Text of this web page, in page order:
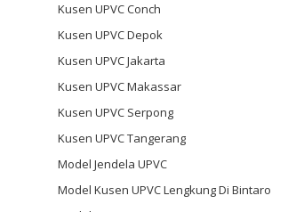
Kusen UPVC Conch
Kusen UPVC Depok
Kusen UPVC Jakarta
Kusen UPVC Makassar
Kusen UPVC Serpong
Kusen UPVC Tangerang
Model Jendela UPVC
Model Kusen UPVC Lengkung Di Bintaro